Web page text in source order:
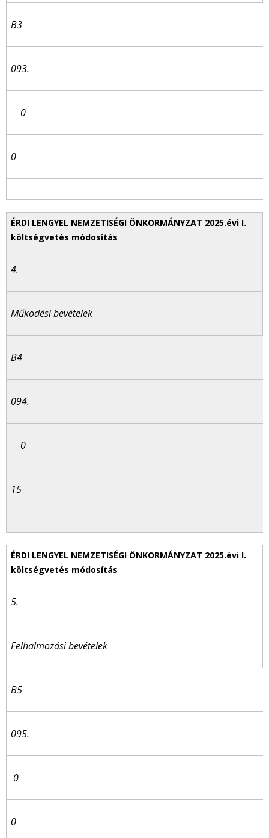
B3
093.
0
0
4.
Működési bevételek
B4
094.
0
15
5.
Felhalmozási bevételek
B5
095.
0
0